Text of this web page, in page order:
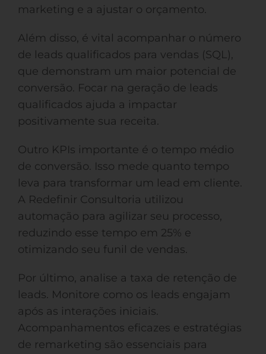
marketing e a ajustar o orçamento.
Além disso, é vital acompanhar o número
de leads qualificados para vendas (SQL),
que demonstram um maior potencial de
conversão. Focar na geração de leads
qualificados ajuda a impactar
positivamente sua receita.
Outro KPIs importante é o tempo médio
de conversão. Isso mede quanto tempo
leva para transformar um lead em cliente.
A Redefinir Consultoria utilizou
automação para agilizar seu processo,
reduzindo esse tempo em 25% e
otimizando seu funil de vendas.
Por último, analise a taxa de retenção de
leads. Monitore como os leads engajam
após as interações iniciais.
Acompanhamentos eficazes e estratégias
de remarketing são essenciais para